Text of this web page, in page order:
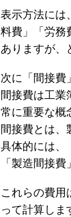
表示方法には
料費」「労務
ありますが、
次に「間接費
間接費は工業
常に重要な概
間接費とは、
具体的には、
「製造間接費
これらの費用
って計算しま